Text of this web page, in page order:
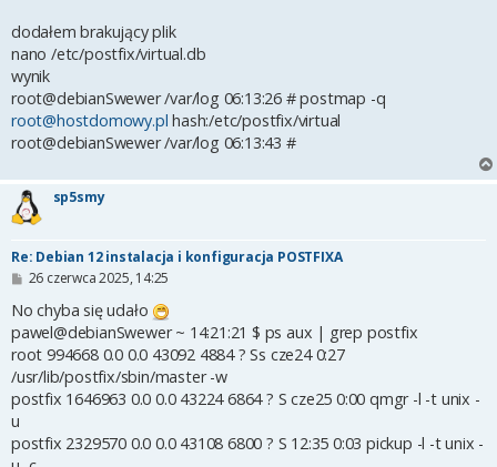
dodałem brakujący plik
nano /etc/postfix/virtual.db
wynik
root@debianSwewer /var/log 06:13:26 # postmap -q
root@hostdomowy.pl hash:/etc/postfix/virtual
root@debianSwewer /var/log 06:13:43 #
sp5smy
Re: Debian 12 instalacja i konfiguracja POSTFIXA
P
s
26 czerwca 2025, 14:25
No chyba się udało
pawel@debianSwewer ~ 14:21:21 $ ps aux | grep postfix
root 994668 0.0 0.0 43092 4884 ? Ss cze24 0:27
/usr/lib/postfix/sbin/master -w
postfix 1646963 0.0 0.0 43224 6864 ? S cze25 0:00 qmgr -l -t unix -
u
postfix 2329570 0.0 0.0 43108 6800 ? S 12:35 0:03 pickup -l -t unix -